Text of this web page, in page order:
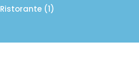
Ristorante (1)